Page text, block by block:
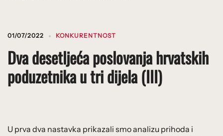
01/07/2022 KONKURENTNOST
Dva desetljeća poslovanja hrvatskih
poduzetnika u tri dijela (III)
U prva dva nastavka prikazali smo analizu prihoda i